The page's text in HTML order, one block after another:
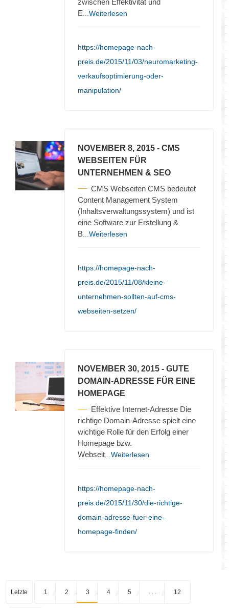
E ...Weiterlesen
https://homepage-nach-
preis.de/2015/11/03/neuromarketing-
verkaufsoptimierung-oder-
manipulation/
NOVEMBER 8, 2015 - CMS
WEBSEITEN FÜR
UNTERNEHMEN & SEO
CMS Webseiten CMS bedeutet
Content Management System
(Inhaltsverwaltungssystem) und ist
eine Software zur Erstellung &
B ...Weiterlesen
https://homepage-nach-
preis.de/2015/11/08/kleine-
unternehmen-sollten-auf-cms-
webseiten-setzen/
NOVEMBER 30, 2015 - GUTE
DOMAIN-ADRESSE FÜR EINE
HOMEPAGE
Effektive Internet-Adresse Die
richtige Domain-Adresse spielt eine
wichtige Rolle für den Erfolg einer
Homepage bzw.
Webseit ...Weiterlesen
https://homepage-nach-
preis.de/2015/11/30/die-richtige-
domain-adresse-fuer-eine-
homepage-finden/
Letzte 1 2 3 4 5 12